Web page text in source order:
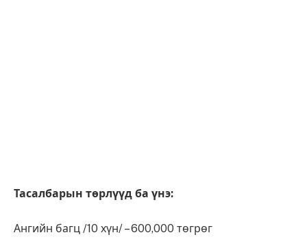
Тасалбарын төрлүүд ба үнэ:
Ангийн багц /10 хүн/ – 600,000 төгрөг